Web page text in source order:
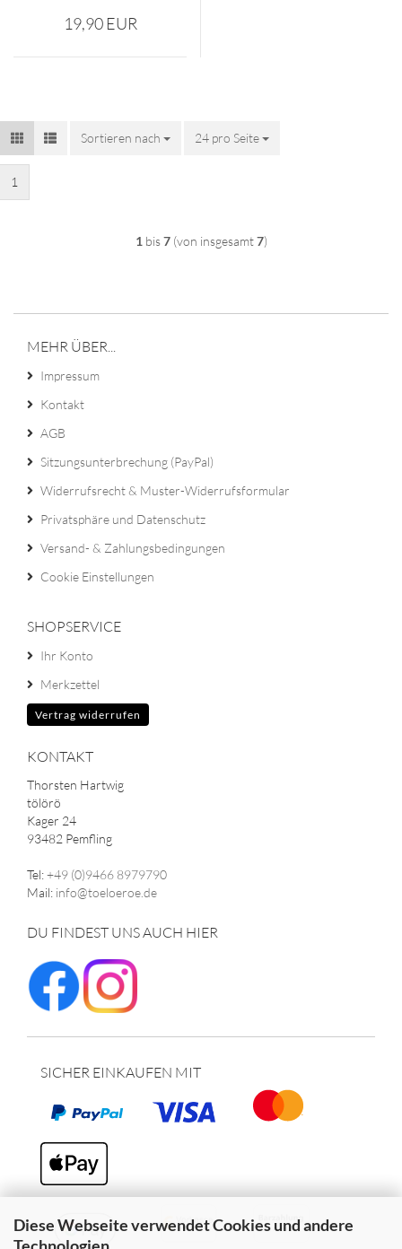
Diese Webseite verwendet Cookies und andere
19,90 EUR
Sortieren nach
Sortieren nach 24 pro Seite
pro Seite
1
1 bis7(von insgesamt7)
MEHR ÜBER...
Impressum
Kontakt
AGB
Sitzungsunterbrechung (PayPal)
Widerrufsrecht & Muster-Widerrufsformular
Privatsphäre und Datenschutz
Versand- & Zahlungsbedingungen
Cookie Einstellungen
SHOPSERVICE
Ihr Konto
Merkzettel
Vertrag widerrufen
KONTAKT
Thorsten Hartwig
tölörö
Kager 24
93482 Pemfling
Tel:+49 (0)9466 8979790
Mail: info@toeloeroe.de
DU FINDEST UNS AUCH HIER
SICHER EINKAUFEN MIT